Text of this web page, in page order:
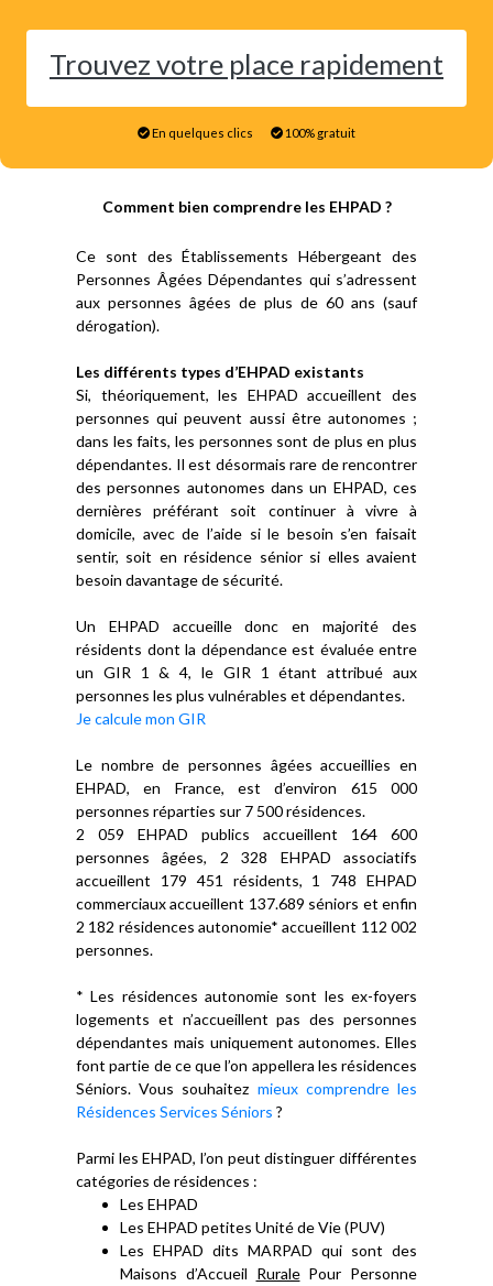
Trouvez votre place rapidement
En quelques clics 100% gratuit
Comment bien comprendre les EHPAD ?
Ce sont des Établissements Hébergeant des
Personnes Âgées Dépendantes qui s’adressent
aux personnes âgées de plus de 60 ans (sauf
dérogation).
Les différents types d’EHPAD existants
Si, théoriquement, les EHPAD accueillent des
personnes qui peuvent aussi être autonomes ;
dans les faits, les personnes sont de plus en plus
dépendantes. Il est désormais rare de rencontrer
des personnes autonomes dans un EHPAD, ces
dernières préférant soit continuer à vivre à
domicile, avec de l’aide si le besoin s’en faisait
sentir, soit en résidence sénior si elles avaient
besoin davantage de sécurité.
Un EHPAD accueille donc en majorité des
résidents dont la dépendance est évaluée entre
un GIR 1 & 4, le GIR 1 étant attribué aux
personnes les plus vulnérables et dépendantes.
Je calcule mon GIR
Le nombre de personnes âgées accueillies en
EHPAD, en France, est d’environ 615 000
personnes réparties sur 7 500 résidences.
2 059 EHPAD publics accueillent 164 600
personnes âgées, 2 328 EHPAD associatifs
accueillent 179 451 résidents, 1 748 EHPAD
commerciaux accueillent 137.689 séniors et enfin
2 182 résidences autonomie* accueillent 112 002
personnes.
* Les résidences autonomie sont les ex-foyers
logements et n’accueillent pas des personnes
dépendantes mais uniquement autonomes. Elles
font partie de ce que l’on appellera les résidences
Séniors. Vous souhaitez mieux comprendre les
Résidences Services Séniors ?
Parmi les EHPAD, l’on peut distinguer différentes
catégories de résidences :
Les EHPAD
Les EHPAD petites Unité de Vie (PUV)
Les EHPAD dits MARPAD qui sont des
Maisons d’Accueil RuralePour Personne